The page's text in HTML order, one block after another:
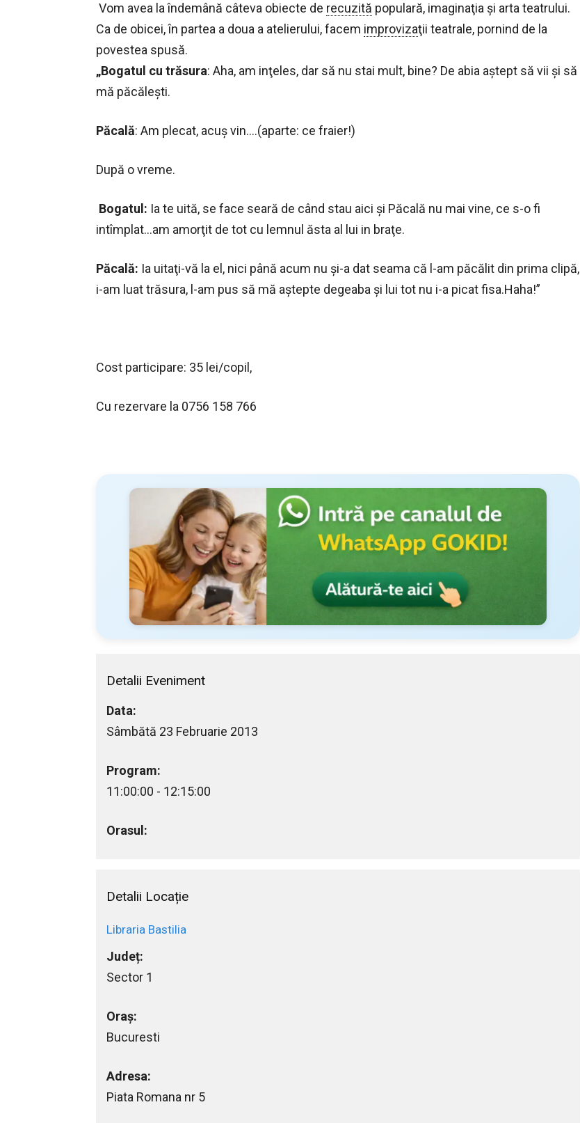
Vom avea la îndemână câteva obiecte de recuzită populară, imaginaţia şi arta teatrului.
Ca de obicei, în partea a doua a atelierului, facem improvizaţii teatrale, pornind de la
povestea spusă.
„Bogatul cu trăsura: Aha, am inţeles, dar să nu stai mult, bine? De abia aştept să vii şi să
mă păcăleşti.
Păcală: Am plecat, acuş vin….(aparte: ce fraier!)
După o vreme.
Bogatul: Ia te uită, se face seară de când stau aici şi Păcală nu mai vine, ce s-o fi
intîmplat…am amorţit de tot cu lemnul ăsta al lui in braţe.
Păcală: Ia uitaţi-vă la el, nici până acum nu şi-a dat seama că l-am păcălit din prima clipă,
i-am luat trăsura, l-am pus să mă aştepte degeaba şi lui tot nu i-a picat fisa.Haha!”
Cost participare: 35 lei/copil,
Cu rezervare la 0756 158 766
Detalii Eveniment
Data:
Sâmbătă 23 Februarie 2013
Program:
11:00:00 - 12:15:00
Orasul:
Detalii Locație
Libraria Bastilia
Județ:
Sector 1
Oraș:
Bucuresti
Adresa:
Piata Romana nr 5